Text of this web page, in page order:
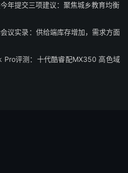
年提交三项建议：聚焦城乡教育均衡
议实录：供给端库存增加，需求方面
Pro评测：十代酷睿配MX350 高色域